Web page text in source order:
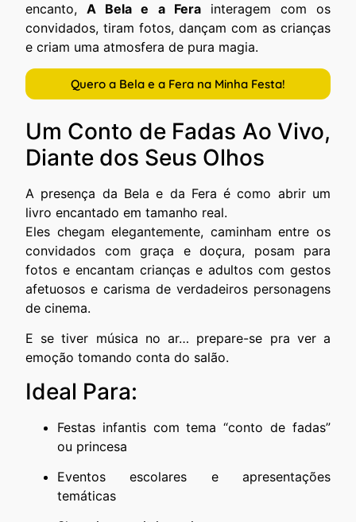
encanto,A Bela e a Ferainteragem com os
convidados, tiram fotos, dançam com as crianças
e criam uma atmosfera de pura magia.
Quero a Bela e a Fera na Minha Festa!
Um Conto de Fadas Ao Vivo,
Diante dos Seus Olhos
A presença da Bela e da Fera é como abrir um
livro encantado em tamanho real.
Eles chegam elegantemente, caminham entre os
convidados com graça e doçura, posam para
fotos e encantam crianças e adultos com gestos
afetuosos e carisma de verdadeiros personagens
de cinema.
E se tiver música no ar… prepare-se pra ver a
emoção tomando conta do salão.
Ideal Para:
Festas infantis com tema “conto de fadas”
ou princesa
Eventos escolares e apresentações
temáticas